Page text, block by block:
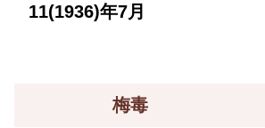
11(1936)年7月
梅毒